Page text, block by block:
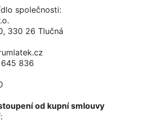
společnosti:
330 26 Tlučná
836
od kupní smlouvy